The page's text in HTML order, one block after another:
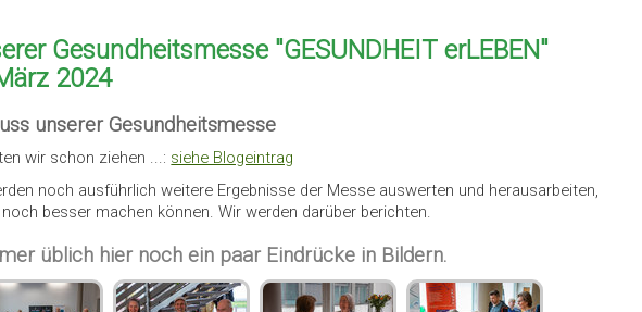
Gesundheitsmesse "GESUNDHEIT erLEBEN"
2024
unserer Gesundheitsmesse
wir schon ziehen ...: siehe Blogeintrag
noch ausführlich weitere Ergebnisse der Messe auswerten und herausarbeiten,
besser machen können. Wir werden darüber berichten.
üblich hier noch ein paar Eindrücke in Bildern.